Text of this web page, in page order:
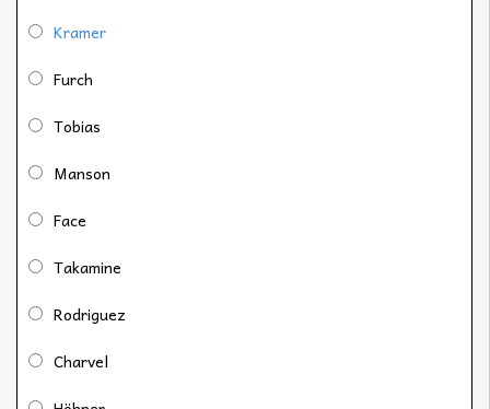
Kramer
Furch
Tobias
Manson
Face
Takamine
Rodriguez
Charvel